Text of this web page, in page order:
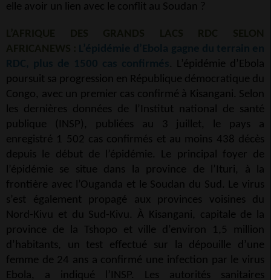
elle avoir un lien avec le conflit au Soudan ?
. L’épidémie d’Ebola
poursuit sa progression en République démocratique du
Congo, avec un premier cas confirmé à Kisangani. Selon
les dernières données de l’Institut national de santé
publique (INSP), publiées au 3 juillet, le pays a
enregistré 1 502 cas confirmés et au moins 438 décès
depuis le début de l’épidémie. Le principal foyer de
l’épidémie se situe dans la province de l’Ituri, à la
frontière avec l’Ouganda et le Soudan du Sud. Le virus
s’est également propagé aux provinces voisines du
Nord-Kivu et du Sud-Kivu. À Kisangani, capitale de la
province de la Tshopo et ville d’environ 1,5 million
d’habitants, un test effectué sur la dépouille d’une
femme de 24 ans a confirmé une infection par le virus
Ebola, a indiqué l’INSP. Les autorités sanitaires